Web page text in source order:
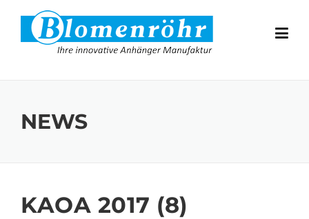
Skip to content
NEWS
KAOA 2017 (8)